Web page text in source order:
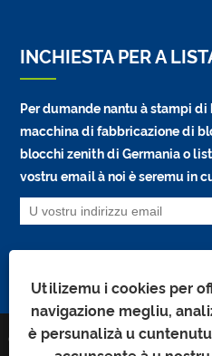
Utilizemu i cookies per
navigazione megliu,
è ​​persunalizà u
INCHIESTA PER A
Per dumande nantu à stampi
macchina di fabbricazione di
blocchi zenith di Germania o
vostru email à noi è seremu in
Copyright © 2026 Quangong